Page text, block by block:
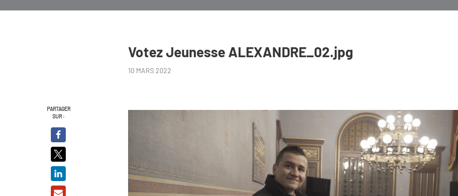
Votez Jeunesse ALEXANDRE_02.jpg
10 MARS 2022
PARTAGER
SUR :